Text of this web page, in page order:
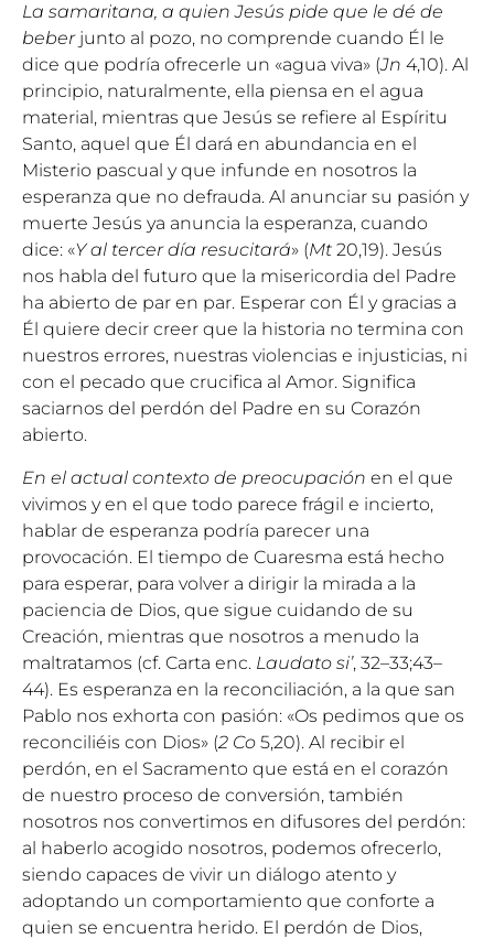
La samaritana, a quien Jesús pide que le dé de
beber junto al pozo, no comprende cuando Él le
dice que podría ofrecerle un «agua viva» (Jn 4,10). Al
principio, naturalmente, ella piensa en el agua
material, mientras que Jesús se refiere al Espíritu
Santo, aquel que Él dará en abundancia en el
Misterio pascual y que infunde en nosotros la
esperanza que no defrauda. Al anunciar su pasión y
muerte Jesús ya anuncia la esperanza, cuando
dice: «Y al tercer día resucitará» (Mt 20,19). Jesús
nos habla del futuro que la misericordia del Padre
ha abierto de par en par. Esperar con Él y gracias a
Él quiere decir creer que la historia no termina con
nuestros errores, nuestras violencias e injusticias, ni
con el pecado que crucifica al Amor. Significa
saciarnos del perdón del Padre en su Corazón
abierto.
En el actual contexto de preocupación en el que
vivimos y en el que todo parece frágil e incierto,
hablar de esperanza podría parecer una
provocación. El tiempo de Cuaresma está hecho
para esperar, para volver a dirigir la mirada a la
paciencia de Dios, que sigue cuidando de su
Creación, mientras que nosotros a menudo la
maltratamos (cf. Carta enc. Laudato si’, 32–33;43–
44). Es esperanza en la reconciliación, a la que san
Pablo nos exhorta con pasión: «Os pedimos que os
reconciliéis con Dios» (2 Co 5,20). Al recibir el
perdón, en el Sacramento que está en el corazón
de nuestro proceso de conversión, también
nosotros nos convertimos en difusores del perdón:
al haberlo acogido nosotros, podemos ofrecerlo,
siendo capaces de vivir un diálogo atento y
adoptando un comportamiento que conforte a
quien se encuentra herido. El perdón de Dios,